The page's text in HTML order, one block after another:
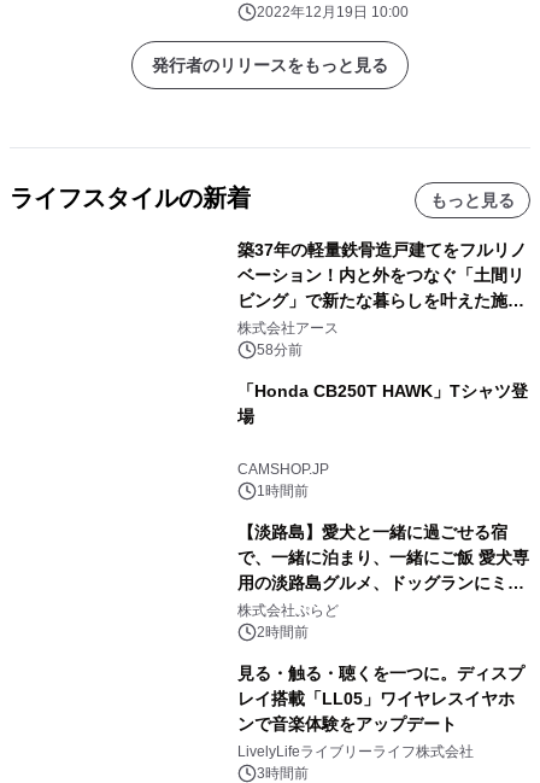
2022年12月19日 10:00
発行者のリリースをもっと見る
ライフスタイルの新着 もっと見る
築37年の軽量鉄骨造戸建てをフルリノ
ベーション！内と外をつなぐ「土間リ
ビング」で新たな暮らしを叶えた施工
事例を株式会社アースが公開
株式会社アース
58分前
「Honda CB250T HAWK」Tシャツ登
場
CAMSHOP.JP
1時間前
【淡路島】愛犬と一緒に過ごせる宿
で、一緒に泊まり、一緒にご飯 愛犬専
用の淡路島グルメ、ドッグランにミニ
プール グランピングとトレーラーハウ
スの2施設で
株式会社ぷらど
2時間前
見る・触る・聴くを一つに。ディスプ
レイ搭載「LL05」ワイヤレスイヤホ
ンで音楽体験をアップデート
LivelyLifeライブリーライフ株式会社
3時間前